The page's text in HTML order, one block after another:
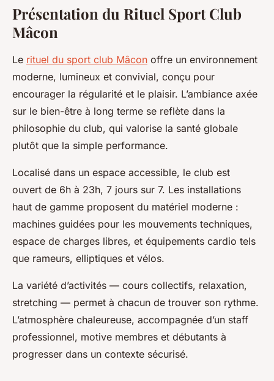
Présentation du Rituel Sport Club
Mâcon
Le rituel du sport club Mâcon offre un environnement
moderne, lumineux et convivial, conçu pour
encourager la régularité et le plaisir. L’ambiance axée
sur le bien-être à long terme se reflète dans la
philosophie du club, qui valorise la santé globale
plutôt que la simple performance.
Localisé dans un espace accessible, le club est
ouvert de 6h à 23h, 7 jours sur 7. Les installations
haut de gamme proposent du matériel moderne :
machines guidées pour les mouvements techniques,
espace de charges libres, et équipements cardio tels
que rameurs, elliptiques et vélos.
La variété d’activités — cours collectifs, relaxation,
stretching — permet à chacun de trouver son rythme.
L’atmosphère chaleureuse, accompagnée d’un staff
professionnel, motive membres et débutants à
progresser dans un contexte sécurisé.